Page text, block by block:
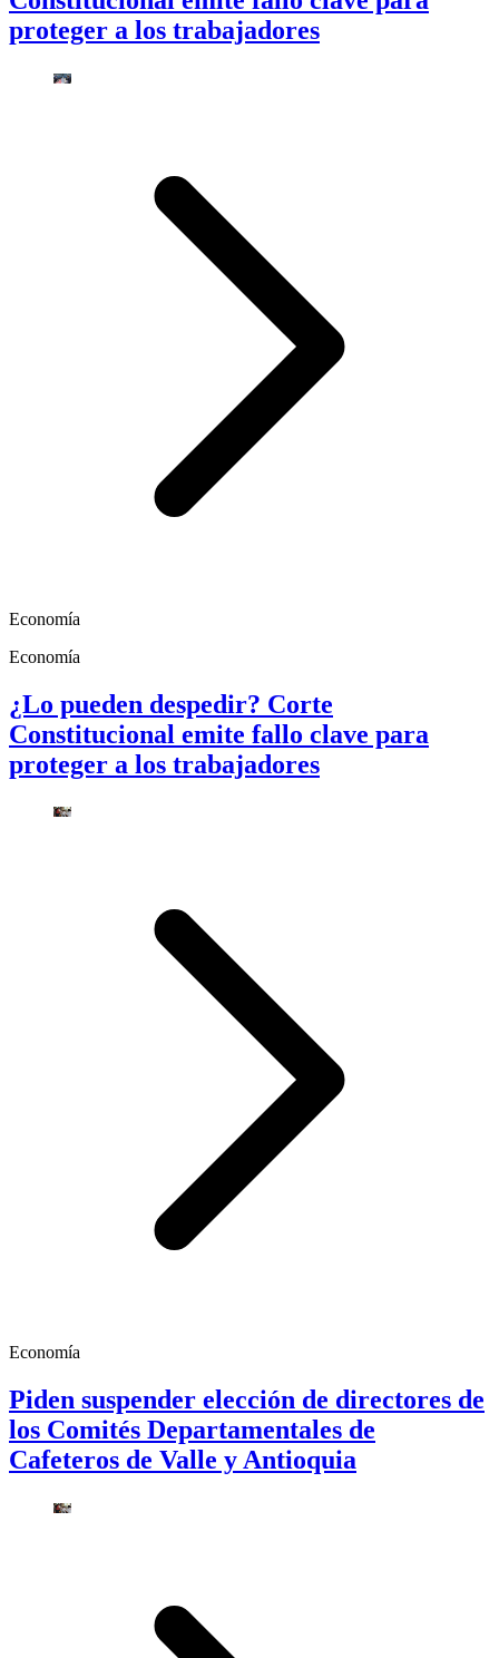
proteger a los trabajadores
Economía
Economía
¿Lo pueden despedir? Corte
Constitucional emite fallo clave para
proteger a los trabajadores
Economía
Piden suspender elección de directores de
los Comités Departamentales de
Cafeteros de Valle y Antioquia